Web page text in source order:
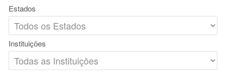
Estados
Instituições